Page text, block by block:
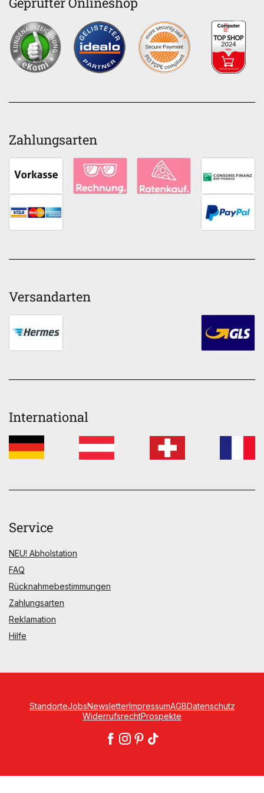
Zahlungsarten
Versandarten
International
Service
NEU! Abholstation
FAQ
Rücknahmebestimmungen
Zahlungsarten
Reklamation
Hilfe
StandorteJobsNewsletterImpressumAGBDatenschutz
WiderrufsrechtProspekte